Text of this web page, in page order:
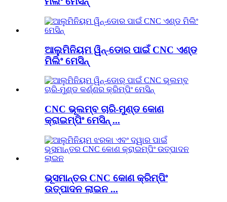
ଆଲୁମିନିୟମ ୱିନ୍-ଡୋର ପାଇଁ CNC ଏଣ୍ଡ
ମିଲିଂ ମେସିନ୍
CNC ଭୂଲମ୍ବ ଚାରି-ମୁଣ୍ଡ କୋଣ
କ୍ରାଇମ୍ପିଂ ମେସିନ୍ ...
ଭୂସମାନ୍ତର CNC କୋଣ କ୍ରିମ୍ପିଂ
ଉତ୍ପାଦନ ଲାଇନ ...